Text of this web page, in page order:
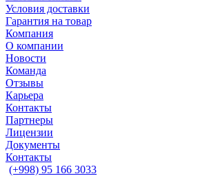
Условия доставки
Гарантия на товар
Компания
О компании
Новости
Команда
Отзывы
Карьера
Контакты
Партнеры
Лицензии
Документы
Контакты
(+998) 95 166 3033